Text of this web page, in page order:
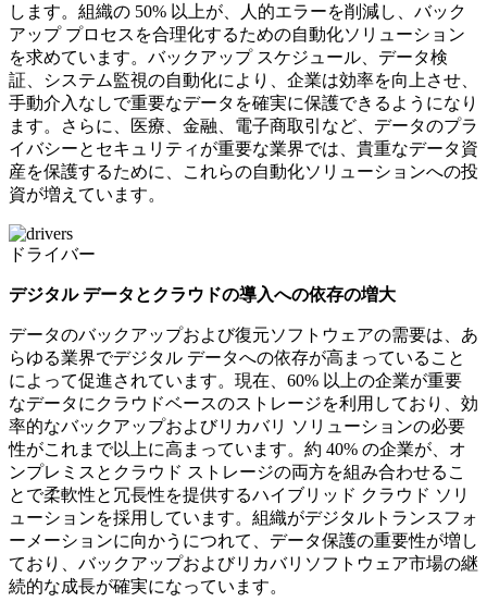
します。組織の 50% 以上が、人的エラーを削減し、バック
アップ プロセスを合理化するための自動化ソリューション
を求めています。バックアップ スケジュール、データ検
証、システム監視の自動化により、企業は効率を向上させ、
手動介入なしで重要なデータを確実に保護できるようになり
ます。さらに、医療、金融、電子商取引など、データのプラ
イバシーとセキュリティが重要な業界では、貴重なデータ資
産を保護するために、これらの自動化ソリューションへの投
資が増えています。
ドライバー
デジタル データとクラウドの導入への依存の増大
データのバックアップおよび復元ソフトウェアの需要は、あ
らゆる業界でデジタル データへの依存が高まっていること
によって促進されています。現在、60% 以上の企業が重要
なデータにクラウドベースのストレージを利用しており、効
率的なバックアップおよびリカバリ ソリューションの必要
性がこれまで以上に高まっています。約 40% の企業が、オ
ンプレミスとクラウド ストレージの両方を組み合わせるこ
とで柔軟性と冗長性を提供するハイブリッド クラウド ソリ
ューションを採用しています。組織がデジタルトランスフォ
ーメーションに向かうにつれて、データ保護の重要性が増し
ており、バックアップおよびリカバリソフトウェア市場の継
続的な成長が確実になっています。